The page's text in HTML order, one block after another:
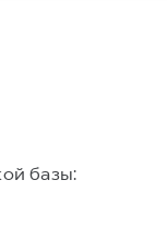
базы: